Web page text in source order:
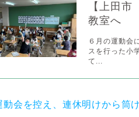
【上田
教室へ
６月の運動会
スを行った小
て...
動会を控え、連休明けから筒